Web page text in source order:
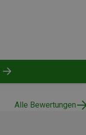
Alle Bewertungen